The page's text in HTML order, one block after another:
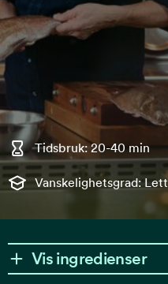
Tidsbruk: 20-40 min
Vanskelighetsgrad: Lett
Vis ingredienser